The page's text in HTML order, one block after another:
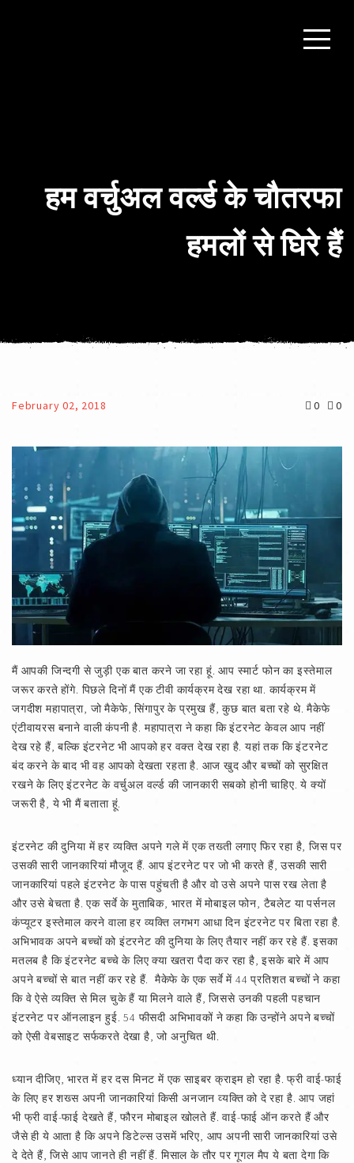
हम वर्चुअल वर्ल्ड के चौतरफा
हमलों से घिरे हैं
February 02, 2018 0 0
मैं आपकी जिन्दगी से जुड़ी एक बात करने जा रहा हूं. आप स्मार्ट फोन का इस्तेमाल
जरूर करते होंगे. पिछले दिनों मैं एक टीवी कार्यक्रम देख रहा था. कार्यक्रम में
जगदीश महापात्रा, जो मैकेफे, सिंगापुर के प्रमुख हैं, कुछ बात बता रहे थे. मैकेफे
एंटीवायरस बनाने वाली कंपनी है. महापात्रा ने कहा कि इंटरनेट केवल आप नहीं
देख रहे हैं, बल्कि इंटरनेट भी आपको हर वक्त देख रहा है. यहां तक कि इंटरनेट
बंद करने के बाद भी वह आपको देखता रहता है. आज खुद और बच्चों को सुरक्षित
रखने के लिए इंटरनेट के वर्चुअल वर्ल्ड की जानकारी सबको होनी चाहिए. ये क्यों
जरूरी है, ये भी मैं बताता हूं.
इंटरनेट की दुनिया में हर व्यक्ति अपने गले में एक तख्ती लगाए फिर रहा है, जिस पर
उसकी सारी जानकारियां मौजूद हैं. आप इंटरनेट पर जो भी करते हैं, उसकी सारी
जानकारियां पहले इंटरनेट के पास पहुंचती है और वो उसे अपने पास रख लेता है
और उसे बेचता है. एक सर्वे के मुताबिक, भारत में मोबाइल फोन, टैबलेट या पर्सनल
कंप्यूटर इस्तेमाल करने वाला हर व्यक्ति लगभग आधा दिन इंटरनेट पर बिता रहा है.
अभिभावक अपने बच्चों को इंटरनेट की दुनिया के लिए तैयार नहीं कर रहे हैं. इसका
मतलब है कि इंटरनेट बच्चे के लिए क्या खतरा पैदा कर रहा है, इसके बारे में आप
अपने बच्चों से बात नहीं कर रहे हैं. मैकेफे के एक सर्वे में 44 प्रतिशत बच्चों ने कहा
कि वे ऐसे व्यक्ति से मिल चुके हैं या मिलने वाले हैं, जिससे उनकी पहली पहचान
इंटरनेट पर ऑनलाइन हुई. 54 फीसदी अभिभावकों ने कहा कि उन्होंने अपने बच्चों
को ऐसी वेबसाइट सर्फकरते देखा है, जो अनुचित थी.
ध्यान दीजिए, भारत में हर दस मिनट में एक साइबर क्राइम हो रहा है. फ्री वाई-फाई
के लिए हर शख्स अपनी जानकारियां किसी अनजान व्यक्ति को दे रहा है. आप जहां
भी फ्री वाई-फाई देखते हैं, फौरन मोबाइल खोलते हैं. वाई-फाई ऑन करते हैं और
जैसे ही ये आता है कि अपने डिटेल्स उसमें भरिए, आप अपनी सारी जानकारियां उसे
दे देते हैं, जिसे आप जानते ही नहीं हैं. मिसाल के तौर पर गूगल मैप ये बता देगा कि